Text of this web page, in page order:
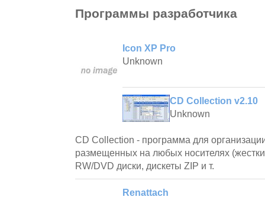
Программы разработчика
Icon XP Pro
Unknown
CD Collection v2.10
Unknown
CD Collection - программа для
размещенных на любых носителях
RW/DVD диски, дискеты ZIP и т.
Renattach